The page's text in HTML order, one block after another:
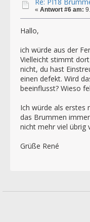
« Antwort #6 am:
Hallo,
ich würde aus der
Vielleicht stimmt
nicht, du hast
einen defekt. Wird
beeinflusst? Wieso
Ich würde als erstes
das Brummen
nicht mehr viel übrig
Grüße René